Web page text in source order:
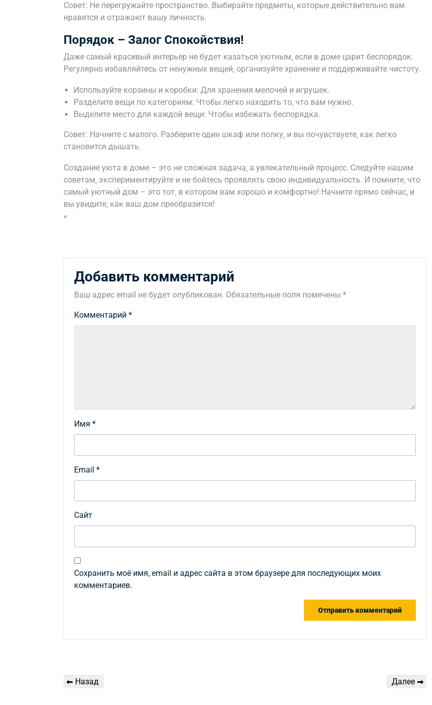
Совет: Не перегружайте пространство. Выбирайте предметы‚ которые действительно вам
нравятся и отражают вашу личность.
Порядок – Залог Спокойствия!
Даже самый красивый интерьер не будет казаться уютным‚ если в доме царит беспорядок.
Регулярно избавляйтесь от ненужных вещей‚ организуйте хранение и поддерживайте чистоту.
Используйте корзины и коробки: Для хранения мелочей и игрушек.
Разделите вещи по категориям: Чтобы легко находить то‚ что вам нужно.
Выделите место для каждой вещи: Чтобы избежать беспорядка.
Совет: Начните с малого. Разберите один шкаф или полку‚ и вы почувствуете‚ как легко
становится дышать.
Создание уюта в доме – это не сложная задача‚ а увлекательный процесс. Следуйте нашим
советам‚ экспериментируйте и не бойтесь проявлять свою индивидуальность. И помните‚ что
самый уютный дом – это тот‚ в котором вам хорошо и комфортно! Начните прямо сейчас‚ и
вы увидите‚ как ваш дом преобразится!
«
Добавить комментарий
Ваш адрес email не будет опубликован. Обязательные поля помечены *
Комментарий *
Имя *
Email *
Сайт
Сохранить моё имя, email и адрес сайта в этом браузере для последующих моих
комментариев.
Навигация
Предыдущая
Назад
Следующая
Далее